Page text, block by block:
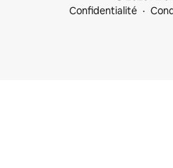
Confidentialité